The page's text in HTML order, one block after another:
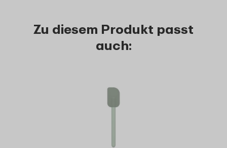
Zu diesem Produkt passt
auch: